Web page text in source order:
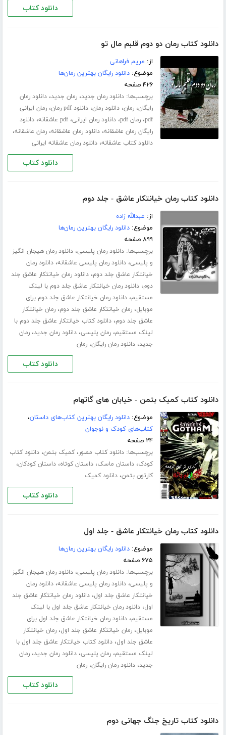
دانلود کتاب
دانلود کتاب رمان دو دوم قلبم مال تو
از: مریم فراهانی
موضوع:دانلود رایگان بهترین رمان‌ها
۴۲۶ صفحه
برچسب‌ها:دانلود رمان جدید،رمان جدید،دانلود رمان
رایگان،رمان،دانلود رمان،دانلود pdf رمان ،رمان ایرانی
pdf،رمان pdf ،دانلود رمان ایرانی،pdf عاشقانه ،دانلود
رایگان رمان عاشقانه،دانلود رمان عاشقانه،رمان عاشقانه،
دانلود کتاب عاشقانه،دانلود رمان عاشقانه ایرانی
دانلود کتاب
دانلود کتاب رمان خیانتکار عاشق - جلد دوم
از: عبدالله زاده
موضوع:دانلود رایگان بهترین رمان‌ها
۸۹۹ صفحه
برچسب‌ها:دانلود رمان پلیسی،دانلود رمان هیجان انگیز
و پلیسی،دانلود رمان پلیسی عاشقانه،دانلود رمان
خیانتکار عاشق جلد دوم،دانلود رمان خیانتکار عاشق جلد
دوم،دانلود رمان خیانتکار عاشق جلد دوم با لینک
مستقیم،دانلود رمان خیانتکار عاشق جلد دوم برای
موبایل،رمان خیانتکار عاشق جلد دوم،رمان خیانتکار
عاشق جلد دوم،دانلود کتاب خیانتکار عاشق جلد دوم با
لینک مستقیم،رمان پلیسی،دانلود رمان جدید،رمان
جدید،دانلود رمان رایگان،رمان
دانلود کتاب
دانلود کتاب کمیک بتمن - خیابان های گاتهام
موضوع:دانلود رایگان بهترین کتاب‌های داستان،
کتاب‌های کودک و نوجوان
۲۴ صفحه
برچسب‌ها:دانلود کتاب مصور،کمیک بتمن،دانلود کتاب
کودک،داستان ماسک،داستان کوتاه،داستان کودکان،
کارتون بتمن،دانلود کمیک
دانلود کتاب
دانلود کتاب رمان خیانتکار عاشق - جلد اول
موضوع:دانلود رایگان بهترین رمان‌ها
۶۷۵ صفحه
برچسب‌ها:دانلود رمان پلیسی،دانلود رمان هیجان انگیز
و پلیسی،دانلود رمان پلیسی عاشقانه،دانلود رمان
خیانتکار عاشق جلد اول،دانلود رمان خیانتکار عاشق جلد
اول،دانلود رمان خیانتکار عاشق جلد اول با لینک
مستقیم،دانلود رمان خیانتکار عاشق جلد اول برای
موبایل،رمان خیانتکار عاشق جلد اول،رمان خیانتکار
عاشق جلد اول،دانلود کتاب خیانتکار عاشق جلد اول با
لینک مستقیم،رمان پلیسی،دانلود رمان جدید،رمان
جدید،دانلود رمان رایگان،رمان
دانلود کتاب
دانلود کتاب تاریخ جنگ جهانی دوم